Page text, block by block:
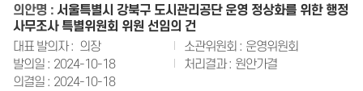
서울특별시 강북구 도시관리공단 운영 정상화를 위한 행정
사무조사 특별위원회 위원 선임의 건
의장
운영위원회
2024-10-18
원안가결
2024-10-18